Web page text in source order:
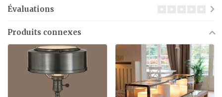
Évaluations
Produits connexes